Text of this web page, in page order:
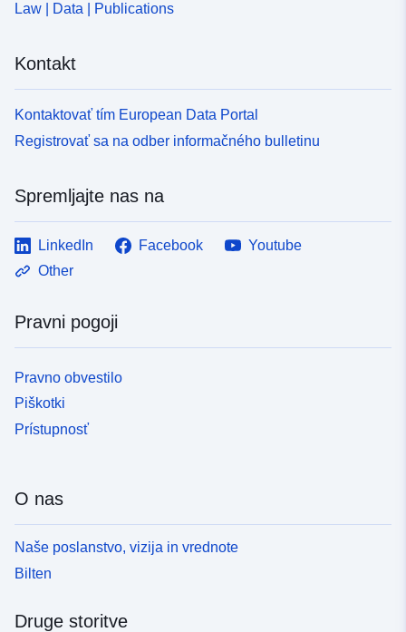
uriRef:
Law | Data | Publications
Kontakt
Kontaktovať tím European Data Portal
Registrovať sa na odber informačného bulletinu
Spremljajte nas na
LinkedIn Facebook
Youtube
Other
Pravni pogoji
Pravno obvestilo
Piškotki
Prístupnosť
O nas
Naše poslanstvo, vizija in vrednote
Bilten
Druge storitve